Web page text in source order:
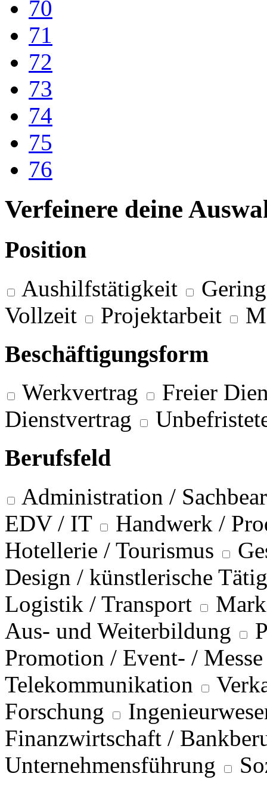
70
71
72
73
74
75
76
Verfeinere deine
Position
Aushilfstätigkeit
Vollzeit
Projektarbeit
Beschäftigungsform
Werkvertrag
Freier
Dienstvertrag
Berufsfeld
Administration /
EDV / IT
Handwerk /
Hotellerie / Tourismus
Design / künstlerische
Logistik / Transport
Aus- und Weiterbildung
Promotion / Event- / Messe
Telekommunikation
Forschung
Finanzwirtschaft /
Unternehmensführung